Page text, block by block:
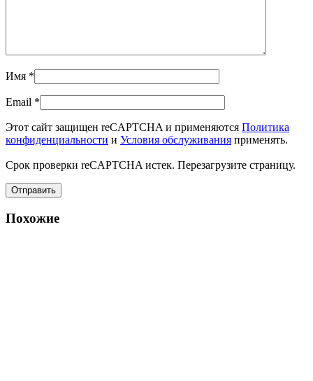
Имя *
Email *
Этот сайт защищен reCAPTCHA и применяются Политика
конфиденциальности и Условия обслуживания применять.
Срок проверки reCAPTCHA истек. Перезагрузите страницу.
Похожие